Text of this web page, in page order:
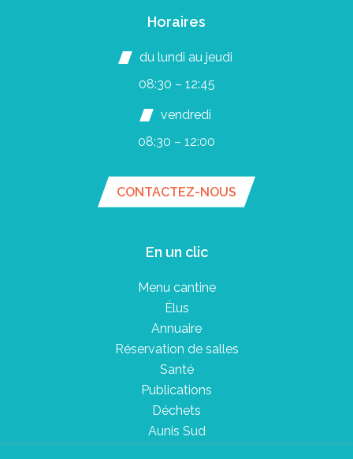
Horaires
du lundi au jeudi
08:30 – 12:45
vendredi
08:30 – 12:00
CONTACTEZ-NOUS
En un clic
Menu cantine
Élus
Annuaire
Réservation de salles
Santé
Publications
Déchets
Aunis Sud